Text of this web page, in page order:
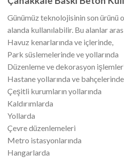
Günümüz teknolojisinin son ürünü
alanda kullanılabilir. Bu alanlar
Havuz kenarlarında ve içlerinde,
Park süslemelerinde ve yollarında
Düzenleme ve dekorasyon
Hastane yollarında ve bahçelerinde
Çeşitli kurumların yollarında
Kaldırımlarda
Yollarda
Çevre düzenlemeleri
Metro istasyonlarında
Hangarlarda